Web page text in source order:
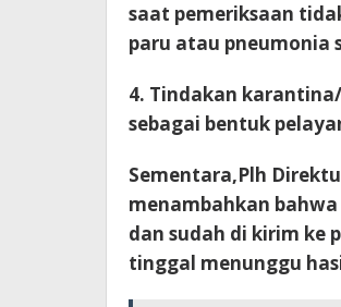
saat pemeriksaan
paru atau pneumonia
4. Tindakan
sebagai bentuk
Sementara,Plh
menambahkan
dan sudah di kirim ke
tinggal menunggu